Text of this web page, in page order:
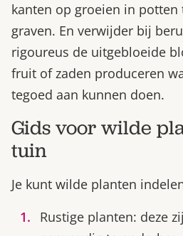
kanten op groeien in potten
graven. En verwijder bij
rigoureus de uitgebloeide
fruit of zaden produceren
tegoed aan kunnen doen.
Gids voor wilde
tuin
Je kunt wilde planten
Rustige planten: deze